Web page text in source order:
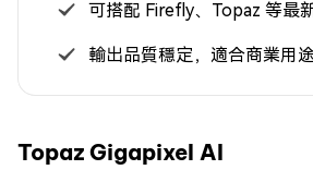
可搭配 Firefly、Topaz 等最
輸出品質穩定，適合商業用途
Topaz Gigapixel AI